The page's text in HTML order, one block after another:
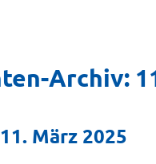
Archiv:
März 2025